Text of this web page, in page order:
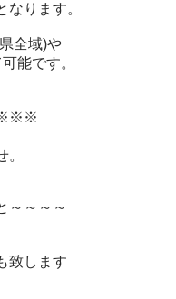
ります。
全域)や
能です。
※※※
～～～～
致します